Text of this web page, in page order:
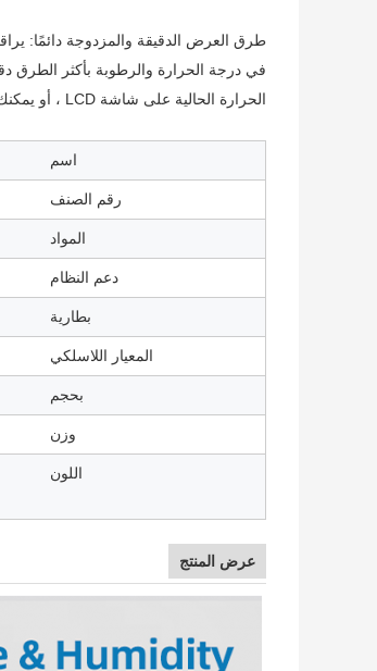
طرق العرض الدقيقة والمزدوجة دائمًا:
الحرارة الحالية على شاشة LCD ، أو يمكنك الحصول على البيانات الحالية والتاريخية عبر التطبيق.
اسم
رقم الصنف
المواد
دعم النظام
بطارية
المعيار اللاسلكي
بحجم
وزن
اللون
عرض المنتج